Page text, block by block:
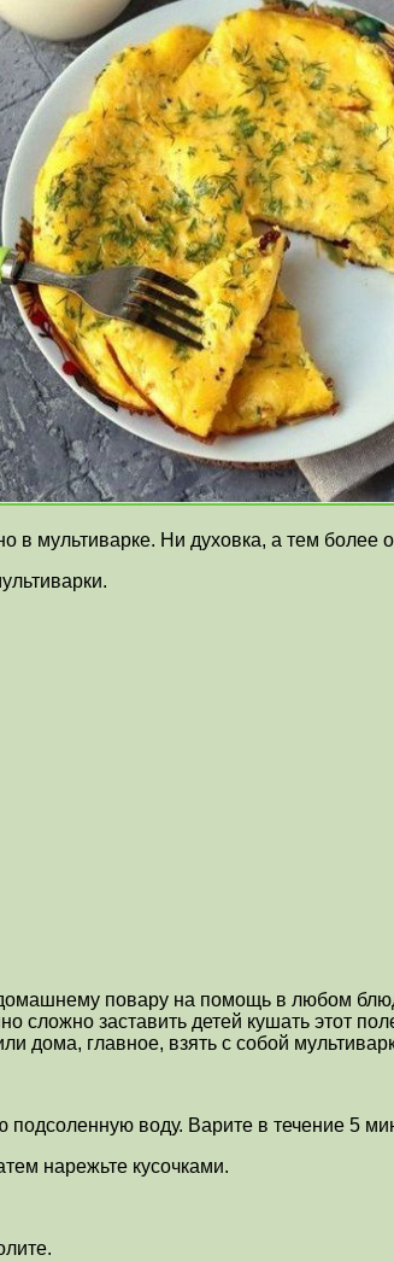
в мультиварке. Ни духовка, а тем более
повару на помощь в любом
сложно заставить детей кушать этот
дома, главное, взять с собой
подсоленную воду. Варите в течение 5
нарежьте кусочками.